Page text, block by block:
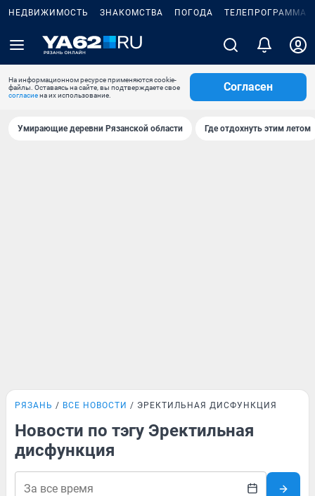
НЕДВИЖИМОСТЬ ЗНАКОМСТВА ПОГОДА ТЕЛЕПРОГРАММА
На информационном ресурсе применяются cookie-
файлы. Оставаясь на сайте, вы подтверждаете свое
согласиена их использование.
Согласен
Умирающие деревни Рязанской области Где отдохнуть этим летом
РЯЗАНЬ ВСЕ НОВОСТИ ЭРЕКТИЛЬНАЯ ДИСФУНКЦИЯ
Новости по тэгу Эректильная
дисфункция